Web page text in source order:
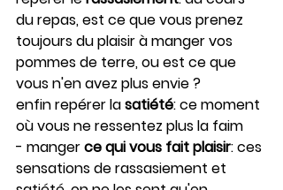
du repas, est ce que vous prenez
toujours du plaisir à manger vos
pommes de terre, ou est ce que
vous n'en avez plus envie ?
enfin repérer la satiété: ce moment
où vous ne ressentez plus la faim
- manger ce qui vous fait plaisir: ces
sensations de rassasiement et